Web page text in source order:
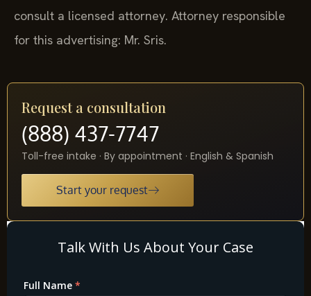
consult a licensed attorney. Attorney responsible
for this advertising: Mr. Sris.
Request a consultation
(888) 437-7747
Toll-free intake · By appointment · English & Spanish
Start your request